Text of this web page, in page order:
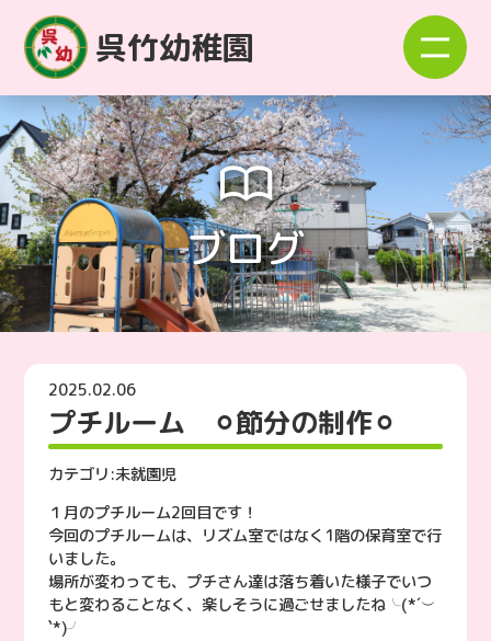
呉竹幼稚園
ブログ
2025.02.06
プチルーム ⚪︎節分の制作⚪︎
カテゴリ:未就園児
１月のプチルーム2回目です！
今回のプチルームは、リズム室ではなく1階の保育室で行
いました。
場所が変わっても、プチさん達は落ち着いた様子でいつ
もと変わることなく、楽しそうに過ごせましたね╰(*´︶
`*)╯